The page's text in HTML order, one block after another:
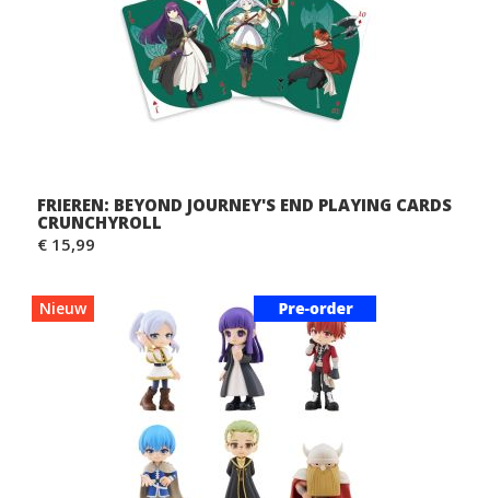
FRIEREN: BEYOND JOURNEY'S END PLAYING CARDS
CRUNCHYROLL
€ 15,99
Nieuw